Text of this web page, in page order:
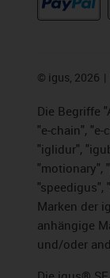
© igus, 2026
Die Begriffe
"e-chain",
"iglidur",
"motionary",
"speedigus",
Marken der
anhängige
und/oder